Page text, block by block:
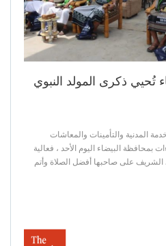
تُحيي ذكرى المولد النبوي
المدنية والتأمينات والمعاشات
بمحافظة البيضاء اليوم الأحد ، فعالية
الشريف على صاحبها أفضل الصلاة وأتم